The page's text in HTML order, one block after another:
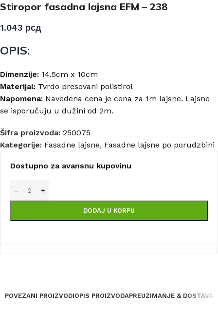
Stiropor fasadna lajsna EFM – 238
1.043 рсд
OPIS:
Dimenzije: 14.5cm x 10cm
Materijal: Tvrdo presovani polistirol
Napomena: Navedena cena je cena za 1m lajsne. Lajsne
se isporučuju u dužini od 2m.
Šifra proizvoda: 250075
Kategorije: Fasadne lajsne, Fasadne lajsne po porudzbini
Dostupno za avansnu kupovinu
DODAJ U KORPU
POVEZANI PROIZVODIOPIS PROIZVODAPREUZIMANJE & DOSTAVA